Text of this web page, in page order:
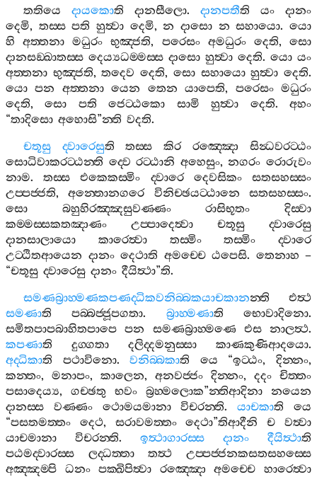
තතියෙ දායකොති දානසීලො. දානපතීති යං
දානං
දෙමි, තස‍්ස පති හුත්‍වා දෙමි,න දාසො න සහායො.යො
හි
අත‍්තනා මධුරං භුඤ‍්ජති, පරෙසං අමධුරං දෙති,සො
දානසඞ‍්ඛාතස‍්ස දෙය්‍යධම‍්මස‍්ස දාසො හුත්‍වා දෙති. යො යං
අත‍්තනා භුඤ‍්ජති,තදෙව දෙති, සො සහායො හුත්‍වා දෙති.
යො පන අත‍්තනා යෙන තෙන යාපෙති, පරෙසං මධුරං
දෙති,සො පති ජෙට‍්ඨකො සාමි හුත්‍වා දෙති.අහං
“තාදිසො අහොසි”න‍්ති වදති.
චතූසු
ද‍්වාරෙසුති තස‍්ස කිර රඤ‍්ඤො
සින්‍ධවරට‍්ඨං
සොධිවාකරට‍්ඨන‍්ති ද‍්වෙ රට‍්ඨානි අහෙසුං,නගරං රොරුවං
නාම.තස‍්ස එකෙකස‍්මිං ද‍්වාරෙ දෙවසිකං
සතසහස‍්සං
උප‍්පජ‍්ජති,අන‍්තොනගරෙ විනිච‍්ඡයට‍්ඨානෙ සතසහස‍්සං.
සො
බහුහිරඤ‍්ඤසුවණ‍්ණං රාසිභූතං
දිස‍්වා
කම‍්මස‍්සකතඤාණං
උප‍්පාදෙත්‍වා චතූසු
ද‍්වාරෙසු
දානසාලායො
කාරෙත්‍වා තස‍්මිං තස‍්මිං
ද‍්වාරෙ
උට‍්ඨිතආයෙන දානං දෙථාති අමච‍්චෙ ඨපෙසි. තෙනාහ –
“චතූසු ද‍්වාරෙසු දානං දීයිත්‍ථා”ති.
සමණබ්‍රාහ‍්මණකපණද‍්ධිකවනිබ‍්බකයාචකානන‍්ති
එත්‍ථ
සමණාති පබ‍්බජ‍්ජූපගතා. බ්‍රාහ‍්මණාති භොවාදිනො.
සමිතපාපබාහිතපාපෙ පන සමණබ්‍රාහ‍්මණෙ එස නාලත්‍ථ.
කපණාති දුග‍්ගතා දලිද‍්දමනුස‍්සා කාණකුණිආදයො.
අද‍්ධිකාති පථාවිනො.වනිබ‍්බකාති යෙ “ඉට‍්ඨං,දින‍්නං,
කන‍්තං, මනාපං, කාලෙන, අනවජ‍්ජං දින‍්නං, දදං චිත‍්තං
පසාදෙය්‍ය, ගච‍්ඡතු භවං බ්‍රහ‍්මලොක”න‍්තිආදිනා
නයෙන
දානස‍්ස
වණ‍්ණං ථොමයමානා විචරන‍්ති.යාචකාති
යෙ
“පසතමත‍්තං දෙථ, සරාවමත‍්තං දෙථා”තිආදීනි ච
වත්‍වා
යාචමානා
විචරන‍්ති. ඉත්‍ථාගාරස‍්ස දානං දීයිත්‍ථාති
පඨමද‍්වාරස‍්ස
ලද‍්ධත‍්තා තත්‍ථ
උප‍්පජ‍්ජනකසතසහස‍්සෙ
අඤ‍්ඤම‍්පි
ධනං පක‍්ඛිපිත්‍වා රඤ‍්ඤො අමච‍්චෙ
හාරෙත්‍වා